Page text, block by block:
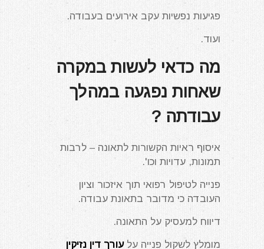
פגיעות נפשיות עקב אירועים בעבודה.
ועוד.
מה כדאי לעשות במקרה
שאחות נפגעה במהלך
עבודתה ?
איסוף ראיות הקשורות לתאונה – לרבות
תמונות, עדויות וכו'.
פנייה לטיפול רפואי תוך איזכור וציון
העובדה כי מדובר בתאונת עבודה.
דיווח למעסיק על התאונה.
מומלץ לשקול פנייה עלעורך דין נזיקין